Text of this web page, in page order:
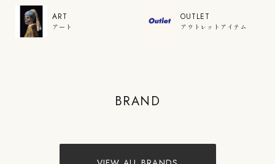
ART
アート
OUTLET
アウトレットアイテム
BRAND